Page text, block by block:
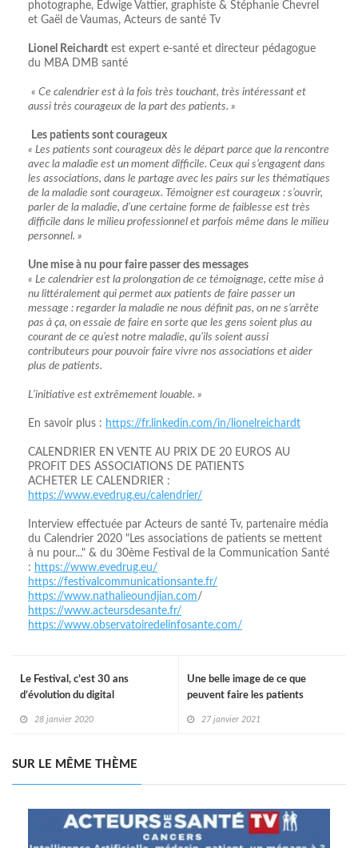
photographe, Edwige Vattier, graphiste & Stéphanie Chevrel
et Gaël de Vaumas, Acteurs de santé Tv
Lionel Reichardt est expert e-santé et directeur pédagogue
du MBA DMB santé
« Ce calendrier est à la fois très touchant, très intéressant et
aussi très courageux de la part des patients. »
Les patients sont courageux
« Les patients sont courageux dès le départ parce que la rencontre
avec la maladie est un moment difficile. Ceux qui s’engagent dans
les associations, dans le partage avec les pairs sur les thématiques
de la maladie sont courageux. Témoigner est courageux : s’ouvrir,
parler de la maladie, d’une certaine forme de faiblesse est très
difficile dans le milieu professionnel et parfois même dans le milieu
personnel. »
Une mise à nu pour faire passer des messages
« Le calendrier est la prolongation de ce témoignage, cette mise à
nu littéralement qui permet aux patients de faire passer un
message : regarder la maladie ne nous définit pas, on ne s’arrête
pas à ça, on essaie de faire en sorte que les gens soient plus au
courant de ce qu’est notre maladie, qu’ils soient aussi
contributeurs pour pouvoir faire vivre nos associations et aider
plus de patients.
L’initiative est extrêmement louable. »
En savoir plus : https://fr.linkedin.com/in/lionelreichardt
CALENDRIER EN VENTE AU PRIX DE 20 EUROS AU
PROFIT DES ASSOCIATIONS DE PATIENTS
ACHETER LE CALENDRIER :
https://www.evedrug.eu/calendrier/
Interview effectuée par Acteurs de santé Tv, partenaire média
du Calendrier 2020 "Les associations de patients se mettent
à nu pour..." & du 30ème Festival de la Communication Santé
: https://www.evedrug.eu/
https://festivalcommunicationsante.fr/
https://www.nathalieoundjian.com/
https://www.acteursdesante.fr/
https://www.observatoiredelinfosante.com/
Une belle image de ce que
peuvent faire les patients
27 janvier 2021
Le Festival, c’est 30 ans
d’évolution du digital
28 janvier 2020
SUR LE MÊME THÈME